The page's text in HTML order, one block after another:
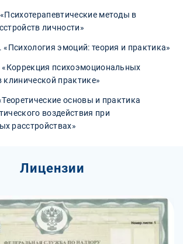
методы в
личности»
эмоций: теория и практика»
психоэмоциональных
клинической практике»
основы и практика
воздействия при
расстройствах»
Лицензии